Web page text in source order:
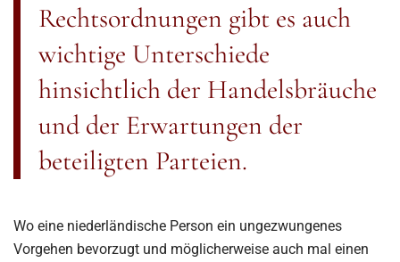
Rechtsordnungen gibt es auch
wichtige Unterschiede
hinsichtlich der Handelsbräuche
und der Erwartungen der
beteiligten Parteien.
Wo eine niederländische Person ein ungezwungenes
Vorgehen bevorzugt und möglicherweise auch mal einen